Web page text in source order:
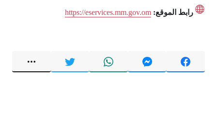
رابط الموقع: https://eservices.mm.gov.om